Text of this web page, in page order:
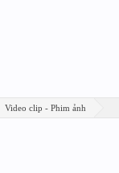
Video clip - Phim ảnh